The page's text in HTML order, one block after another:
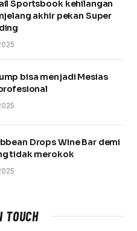
Sportsbook kehilangan
akhir pekan Super
bisa menjadi Mesias
Drops Wine Bar demi
tidak merokok
TOUCH